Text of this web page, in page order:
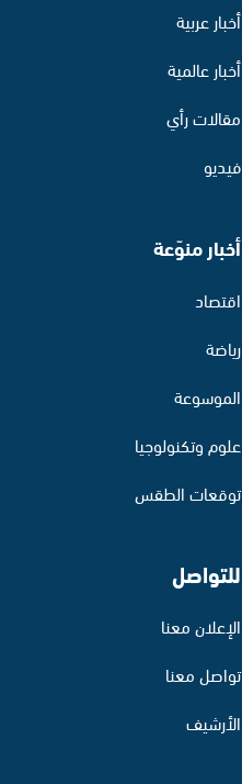
أخبار عربية
أخبار عالمية
مقالات رأي
فيديو
أخبار منوّعة
اقتصاد
رياضة
الموسوعة
علوم وتكنولوجيا
توقعات الطقس
للتواصل
الإعلان معنا
تواصل معنا
الأرشيف